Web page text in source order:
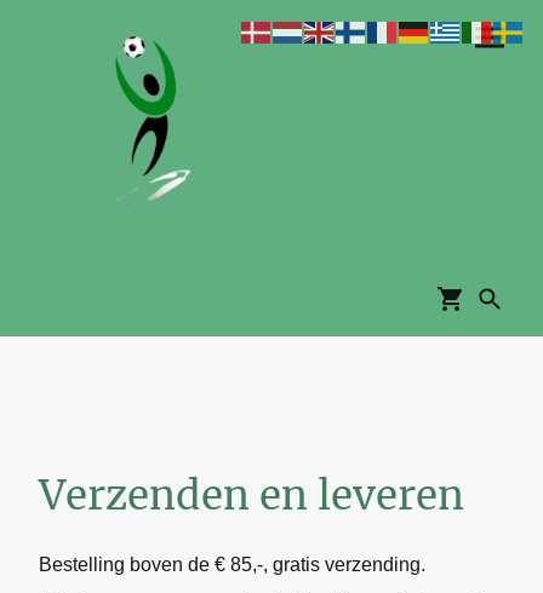
Verzenden en leveren
Bestelling boven de € 85,-, gratis verzending.